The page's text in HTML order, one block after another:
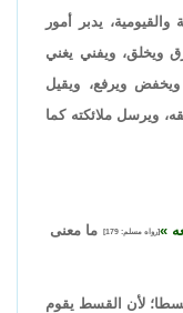
والقيومية، يدبر أمور
ويخلق، ويفني يغني
ويخفض ويرفع، ويقيل
ويرسل ملائكته كما
[رواه مسلم: 179]
ما معنى
لأن القسط يقوم